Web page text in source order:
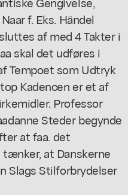
f. Eks. Händel
af med 4 Takter i
skal det udføres i
Tempoet som Udtryk
Kadencen er et af
Professor
Steder begynde
at faa. det
at Danskerne
Slags Stilforbrydelser